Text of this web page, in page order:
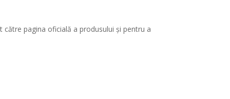
pagina oficială a produsului și pentru a